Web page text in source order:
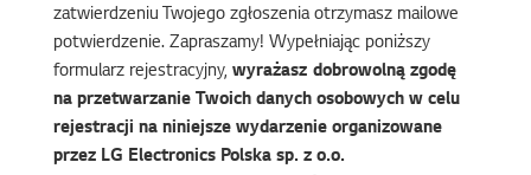
zatwierdzeniu Twojego zgłoszenia otrzymasz mailowe
potwierdzenie. Zapraszamy! Wypełniając poniższy
formularz rejestracyjny, wyrażasz dobrowolną zgodę
na przetwarzanie Twoich danych osobowych w celu
rejestracji na niniejsze wydarzenie organizowane
przez LG Electronics Polska sp. z o.o.